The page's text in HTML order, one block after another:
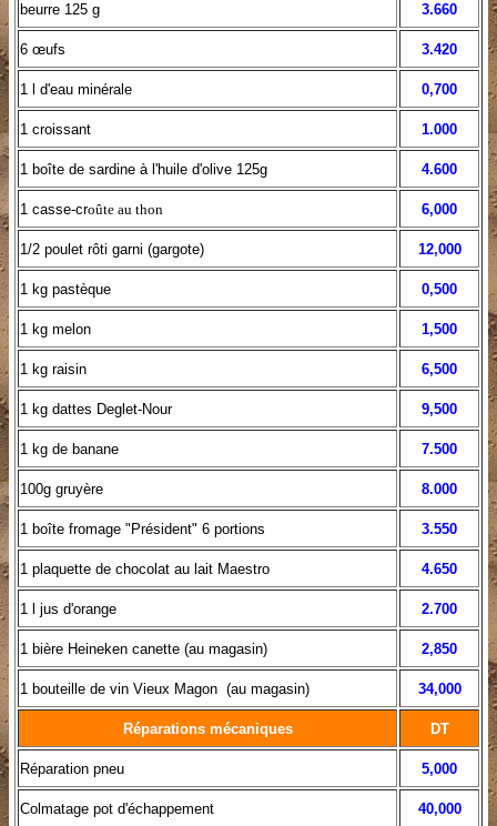
beurre 125 g 3.660
6 œufs 3.420
1 l d'eau minérale 0,700
1 croissant 1.000
1 boîte de sardine à l'huile d'olive 125g 4.600
1 casse-croûte au thon 6,000
1/2 poulet rôti garni (gargote) 12,000
1 kg pastèque 0,500
1 kg melon 1,500
1 kg raisin 6,500
1 kg dattes Deglet-Nour 9,500
1 kg de banane 7.500
100g gruyère 8.000
1 boîte fromage "Président" 6 portions 3.550
1 plaquette de chocolat au lait Maestro 4.650
1 l jus d'orange 2.700
1 bière Heineken canette (au magasin) 2,850
1 bouteille de vin Vieux Magon (au magasin) 34,000
Réparations mécaniques DT
Réparation pneu 5,000
Colmatage pot d'échappement 40,000